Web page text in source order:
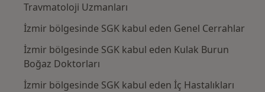
Travmatoloji Uzmanları
İzmir bölgesinde SGK kabul eden Genel Cerrahlar
İzmir bölgesinde SGK kabul eden Kulak Burun
Boğaz Doktorları
İzmir bölgesinde SGK kabul eden İç Hastalıkları